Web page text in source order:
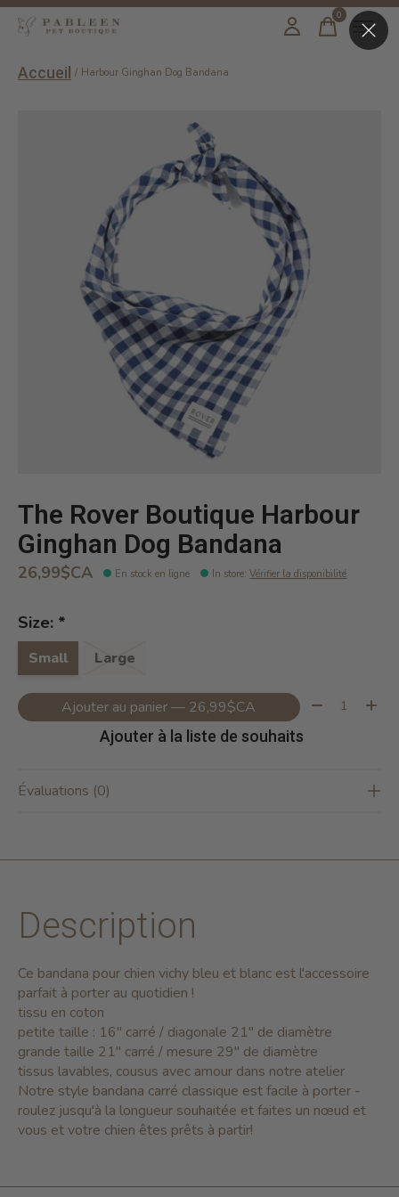
0items
Accueil / Harbour Ginghan Dog Bandana
The Rover Boutique Harbour
Ginghan Dog Bandana
26,99$CA En stock en ligne In store:Vérifier la disponibilité
Size: *
Small Large
Ajouter au panier — 26,99$CA Quantité:
Ajouter à la liste de souhaits
Évaluations (0)
Description
Ce bandana pour chien vichy bleu et blanc est l'accessoire
parfait à porter au quotidien !
tissu en coton
petite taille : 16" carré / diagonale 21" de diamètre
grande taille 21" carré / mesure 29" de diamètre
tissus lavables, cousus avec amour dans notre atelier
Notre style bandana carré classique est facile à porter -
roulez jusqu'à la longueur souhaitée et faites un nœud et
vous et votre chien êtes prêts à partir!